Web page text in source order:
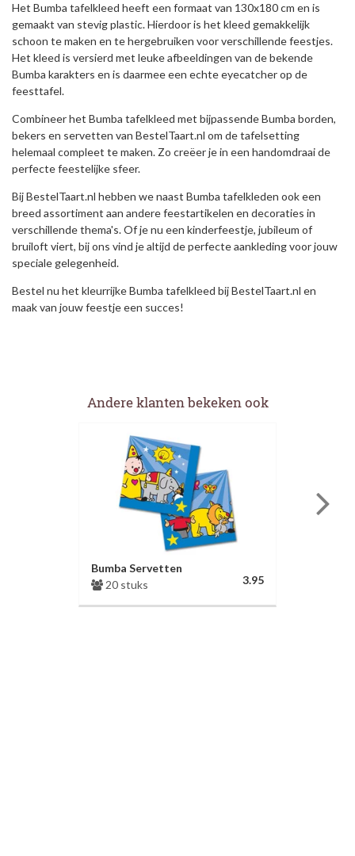
Het Bumba tafelkleed heeft een formaat van 130x180 cm en is
gemaakt van stevig plastic. Hierdoor is het kleed gemakkelijk
schoon te maken en te hergebruiken voor verschillende feestjes.
Het kleed is versierd met leuke afbeeldingen van de bekende
Bumba karakters en is daarmee een echte eyecatcher op de
feesttafel.
Combineer het Bumba tafelkleed met bijpassende Bumba borden,
bekers en servetten van BestelTaart.nl om de tafelsetting
helemaal compleet te maken. Zo creëer je in een handomdraai de
perfecte feestelijke sfeer.
Bij BestelTaart.nl hebben we naast Bumba tafelkleden ook een
breed assortiment aan andere feestartikelen en decoraties in
verschillende thema's. Of je nu een kinderfeestje, jubileum of
bruiloft viert, bij ons vind je altijd de perfecte aankleding voor jouw
speciale gelegenheid.
Bestel nu het kleurrijke Bumba tafelkleed bij BestelTaart.nl en
maak van jouw feestje een succes!
Andere klanten bekeken ook
Bumba Servetten
20 stuks
3.95